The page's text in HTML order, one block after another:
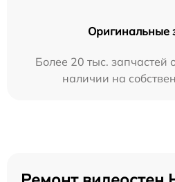
Оригинальные
Более 20 тыс. запчастей
наличии на